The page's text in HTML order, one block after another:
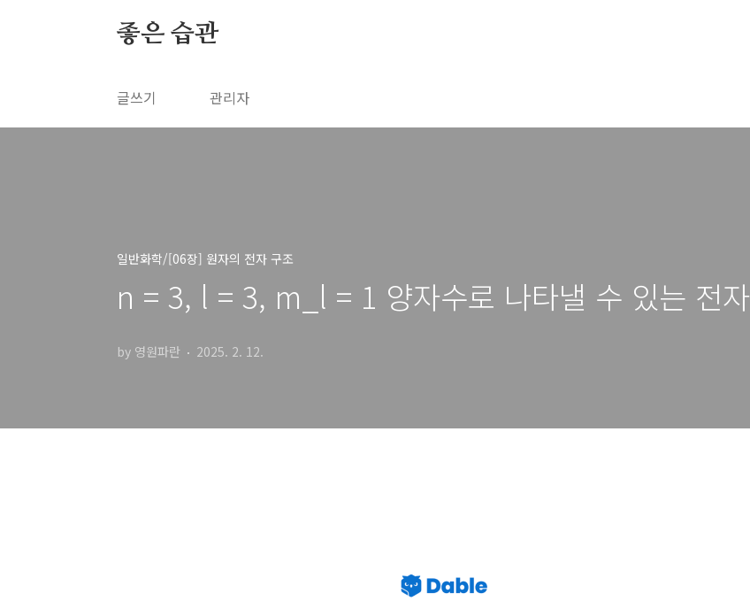
좋은 습관
글쓰기 관리자
일반화학/[06장] 원자의 전자 구조
n = 3, l = 3, m_l = 1 양자수로 나타낼 수 있는 전자
by 영원파란 2025. 2. 12.